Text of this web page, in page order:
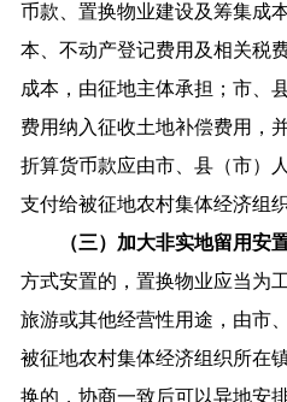
币款、置换物业建设及筹集成
本、不动产登记费用及相关税
成本，由征地主体承担；市、
费用纳入征收土地补偿费用，
折算货币款应由市、县（市）
支付给被征地农村集体经济组织
（三）加大非实地留用安
方式安置的，置换物业应当为
旅游或其他经营性用途，由市
被征地农村集体经济组织所在
换的，协商一致后可以异地安